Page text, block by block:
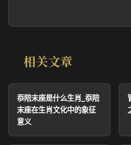
相关文章
忝陪末座是什么生肖_忝陪
末座在生肖文化中的象征
意义